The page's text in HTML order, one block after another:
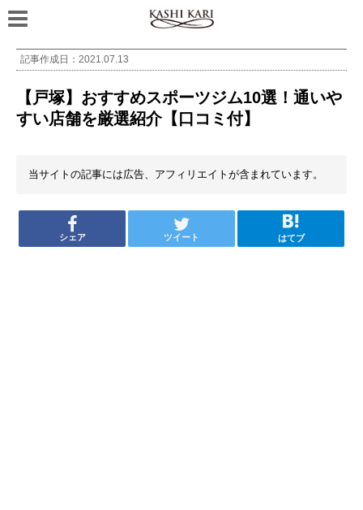
記事作成日： 2021.07.13
【戸塚】おすすめスポーツジム10選！通いや
すい店舗を厳選紹介【口コミ付】
当サイトの記事には広告、アフィリエイトが含まれています。
シェア ツイート はてブ